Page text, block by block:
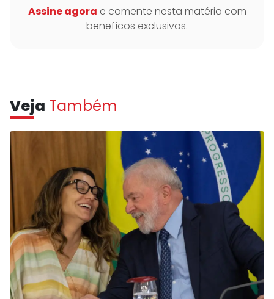
Assine agora e comente nesta matéria com
benefícos exclusivos.
Veja Também